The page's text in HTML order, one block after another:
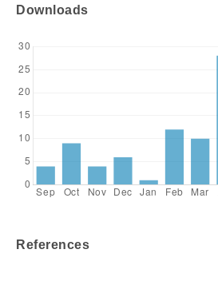
Downloads
References